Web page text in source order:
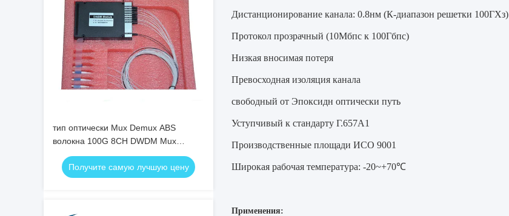
тип оптически Mux Demux ABS
волокна 100G 8CH DWDM Mux
Demux CH16-CH23 двойной
Получите самую лучшую цену
Дистанционирование канала: 0.8нм (К-диапазон решетки 100ГХз)
Протокол прозрачный (10Мбпс к 100Гбпс)
Низкая вносимая потеря
Превосходная изоляция канала
свободный от Эпоксидн оптически путь
Уступчивый к стандарту Г.657А1
Производственные площади ИСО 9001
Широкая рабочая температура: -20~+70℃
Применения: